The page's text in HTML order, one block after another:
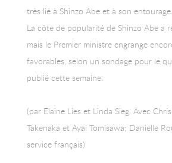
très lié à Shinzo Abe et à son entourage.
La côte de popularité de Shinzo Abe a
mais le Premier ministre engrange
favorables, selon un sondage pour le
publié cette semaine.
(par Elaine Lies et Linda Sieg. Avec
Takenaka et Ayai Tomisawa; Danielle
service français)